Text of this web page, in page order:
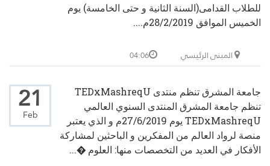
للطلاب القدامى(السنة الثانية و حتى الخامسة) يوم
الخميس الموافق 28/2/2019م....
المبنى الرئيسي 04:06
21
Feb
جامعة المشرق تنظم منتدى TEDxMashreqU
تنظم جامعة المشرق المنتدى السنوي العالمي
TEDxMashreqU يوم 27/6/2019م و الذي يعتبر
منصة لرواد العالم من المفكرين و الباحثين لمشاركة
الأفكار في العديد من التخصصات منها: العلوم �...